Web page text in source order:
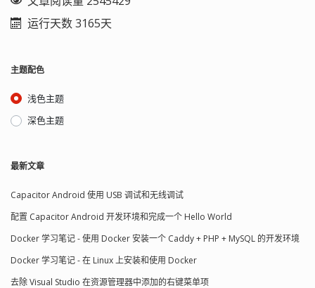
运行天数 3165天
主题配色
浅色主题
深色主题
最新文章
Capacitor Android 使用 USB 调试和无线调试
配置 Capacitor Android 开发环境和完成一个 Hello World
Docker 学习笔记 - 使用 Docker 安装一个 Caddy + PHP + MySQL 的开发环境
Docker 学习笔记 - 在 Linux 上安装和使用 Docker
去除 Visual Studio 在资源管理器中添加的右键菜单项